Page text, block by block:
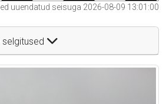
uuendatud seisuga 2026-08-09 13:01:00